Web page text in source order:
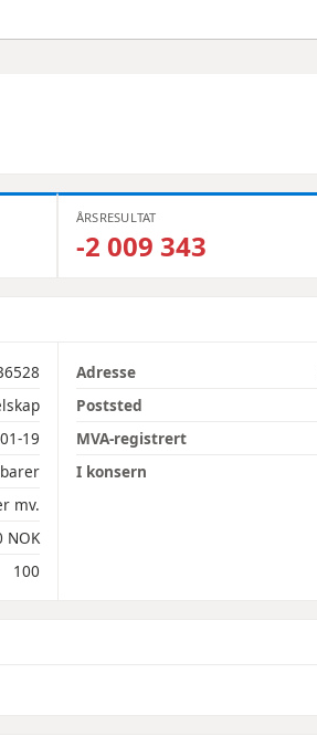
ÅRSRESULTAT
-2 009 343
19
mv.
NOK
100
Adresse
Poststed
MVA-registrert
I konsern